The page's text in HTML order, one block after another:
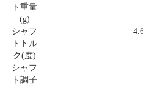
ト重量
(g)
シャフ
トトル
ク(度)
シャフ
ト調子